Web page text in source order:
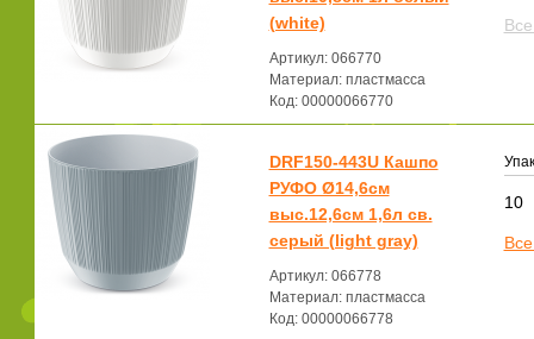
(white)
Артикул: 066770
Материал: пластмасса
Код: 00000066770
DRF150-443U Кашпо
РУФО Ø14,6см
выс.12,6см 1,6л св.
серый (light gray)
Артикул: 066778
Материал: пластмасса
Код: 00000066778
10